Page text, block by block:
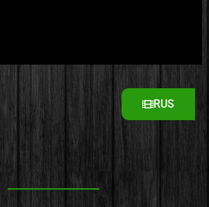
RUS